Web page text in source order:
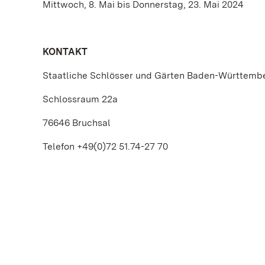
Mittwoch, 8. Mai bis Donnerstag, 23. Mai 2024
KONTAKT
Staatliche Schlösser und Gärten Baden-
Schlossraum 22a
76646 Bruchsal
Telefon +49(0)72 51.74-27 70